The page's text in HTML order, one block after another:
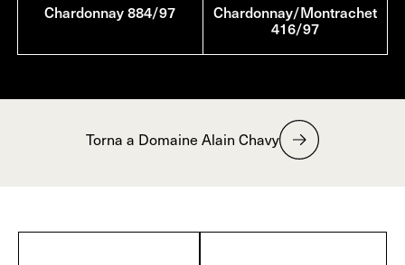
Chardonnay 884/97 Chardonnay/Montrachet
416/97
Torna a Domaine Alain Chavy